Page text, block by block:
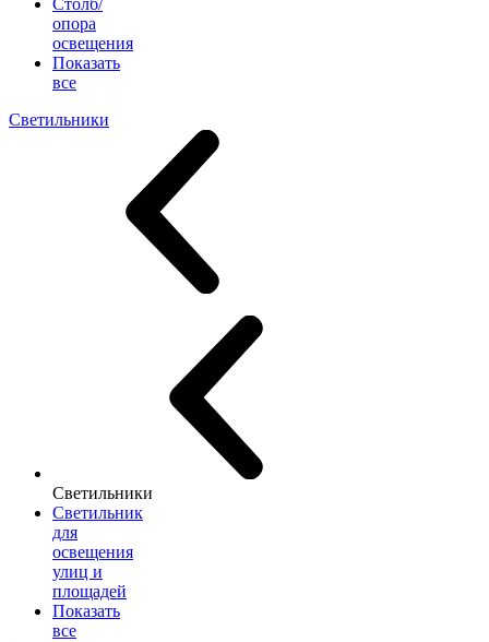
Столб/
опора
освещения
Показать
все
Светильники
Светильники
Светильник
для
освещения
улиц и
площадей
Показать
все